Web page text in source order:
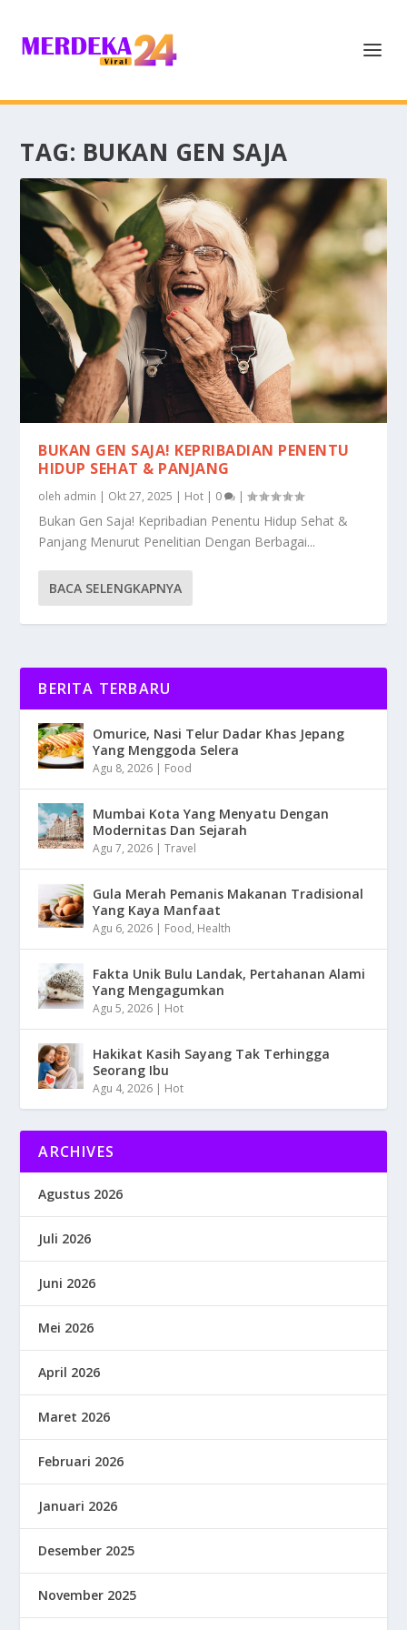
TAG: BUKAN GEN SAJA
BUKAN GEN SAJA! KEPRIBADIAN PENENTU
HIDUP SEHAT & PANJANG
oleh admin | Okt 27, 2025 | Hot | 0 |
Bukan Gen Saja! Kepribadian Penentu Hidup Sehat &
Panjang Menurut Penelitian Dengan Berbagai...
BACA SELENGKAPNYA
BERITA TERBARU
Omurice, Nasi Telur Dadar Khas Jepang
Yang Menggoda Selera
Agu 8, 2026 | Food
Mumbai Kota Yang Menyatu Dengan
Modernitas Dan Sejarah
Agu 7, 2026 |Travel
Gula Merah Pemanis Makanan Tradisional
Yang Kaya Manfaat
Agu 6, 2026 | Food, Health
Fakta Unik Bulu Landak, Pertahanan Alami
Yang Mengagumkan
Agu 5, 2026 | Hot
Hakikat Kasih Sayang Tak Terhingga
Seorang Ibu
Agu 4, 2026 | Hot
ARCHIVES
Agustus 2026
Juli 2026
Juni 2026
Mei 2026
April 2026
Maret 2026
Februari 2026
Januari 2026
Desember 2025
November 2025